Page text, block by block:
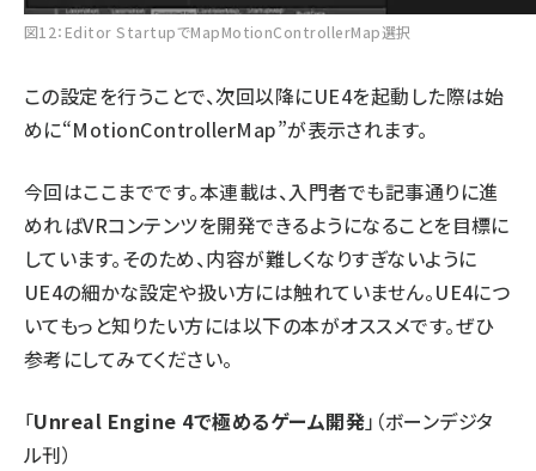
図12：Editor StartupでMapMotionControllerMap選択
この設定を行うことで、次回以降にUE4を起動した際は始
めに“MotionControllerMap”が表示されます。
今回はここまでです。本連載は、入門者でも記事通りに進
めればVRコンテンツを開発できるようになることを目標に
しています。そのため、内容が難しくなりすぎないように
UE4の細かな設定や扱い方には触れていません。UE4につ
いてもっと知りたい方には以下の本がオススメです。ぜひ
参考にしてみてください。
「Unreal Engine 4で極めるゲーム開発」（ボーンデジタ
ル刊）